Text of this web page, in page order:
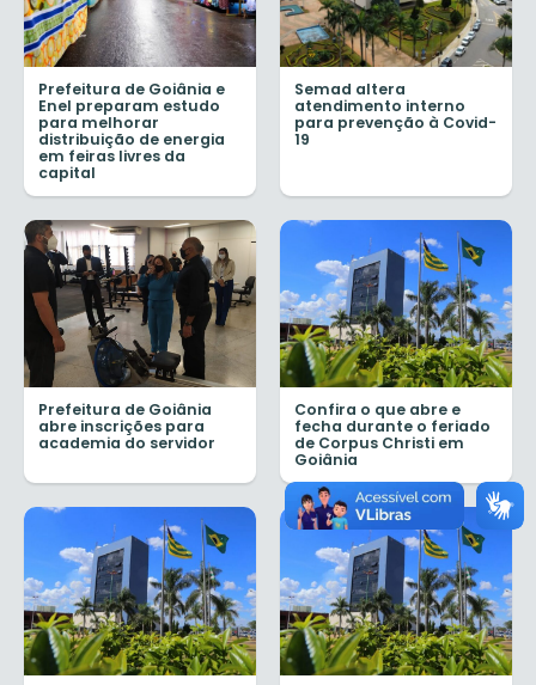
Prefeitura de Goiânia e
Enel preparam estudo
para melhorar
distribuição de energia
em feiras livres da
capital
Semad altera
atendimento interno
para prevenção à Covid-
19
Prefeitura de Goiânia
abre inscrições para
academia do servidor
Confira o que abre e
fecha durante o feriado
de Corpus Christi em
Goiânia